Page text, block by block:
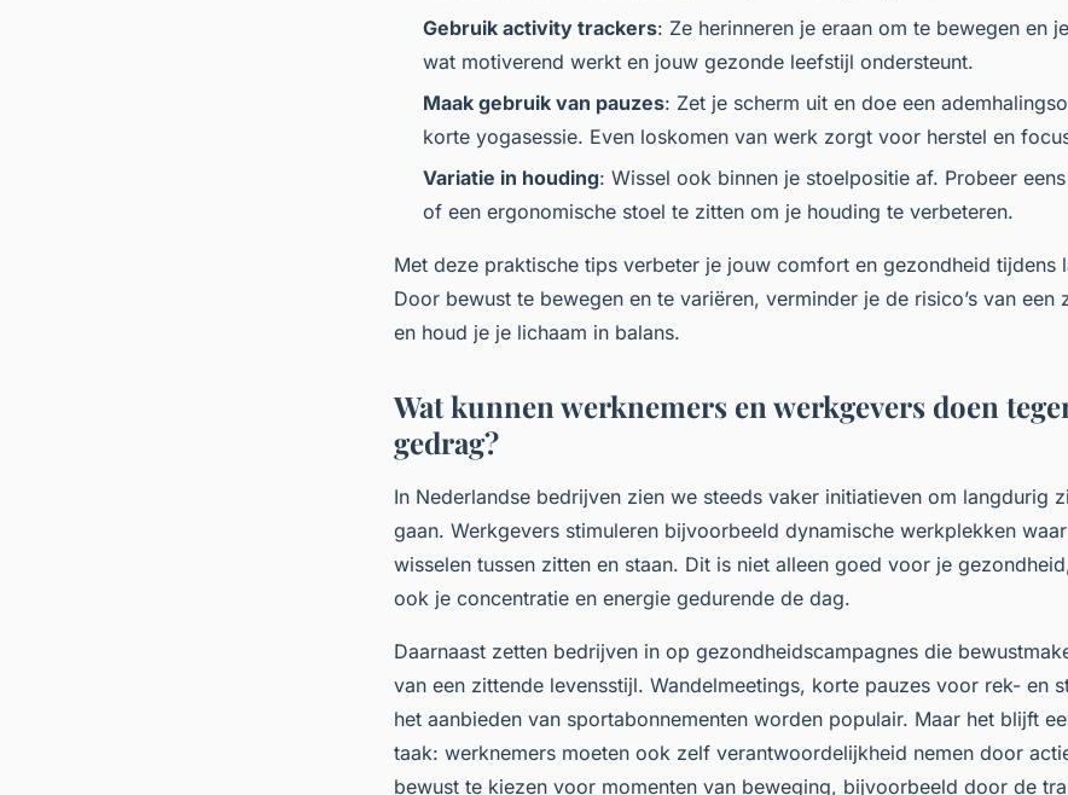
Gebruik activity trackers: Ze herinneren je eraan om te bewegen en
wat motiverend werkt en jouw gezonde leefstijl ondersteunt.
Maak gebruik van pauzes: Zet je scherm uit en doe een
korte yogasessie. Even loskomen van werk zorgt voor herstel en
Variatie in houding: Wissel ook binnen je stoelpositie af. Probeer
of een ergonomische stoel te zitten om je houding te verbeteren.
Met deze praktische tips verbeter je jouw comfort en gezondheid tijdens
Door bewust te bewegen en te variëren, verminder je de risico’s van een
en houd je je lichaam in balans.
Wat kunnen werknemers en werkgevers doen
gedrag?
In Nederlandse bedrijven zien we steeds vaker initiatieven om langdurig
gaan. Werkgevers stimuleren bijvoorbeeld dynamische werkplekken
wisselen tussen zitten en staan. Dit is niet alleen goed voor je
ook je concentratie en energie gedurende de dag.
Daarnaast zetten bedrijven in op gezondheidscampagnes die
van een zittende levensstijl. Wandelmeetings, korte pauzes voor rek- en
het aanbieden van sportabonnementen worden populair. Maar het blijft
taak: werknemers moeten ook zelf verantwoordelijkheid nemen door
bewust te kiezen voor momenten van beweging, bijvoorbeeld door de